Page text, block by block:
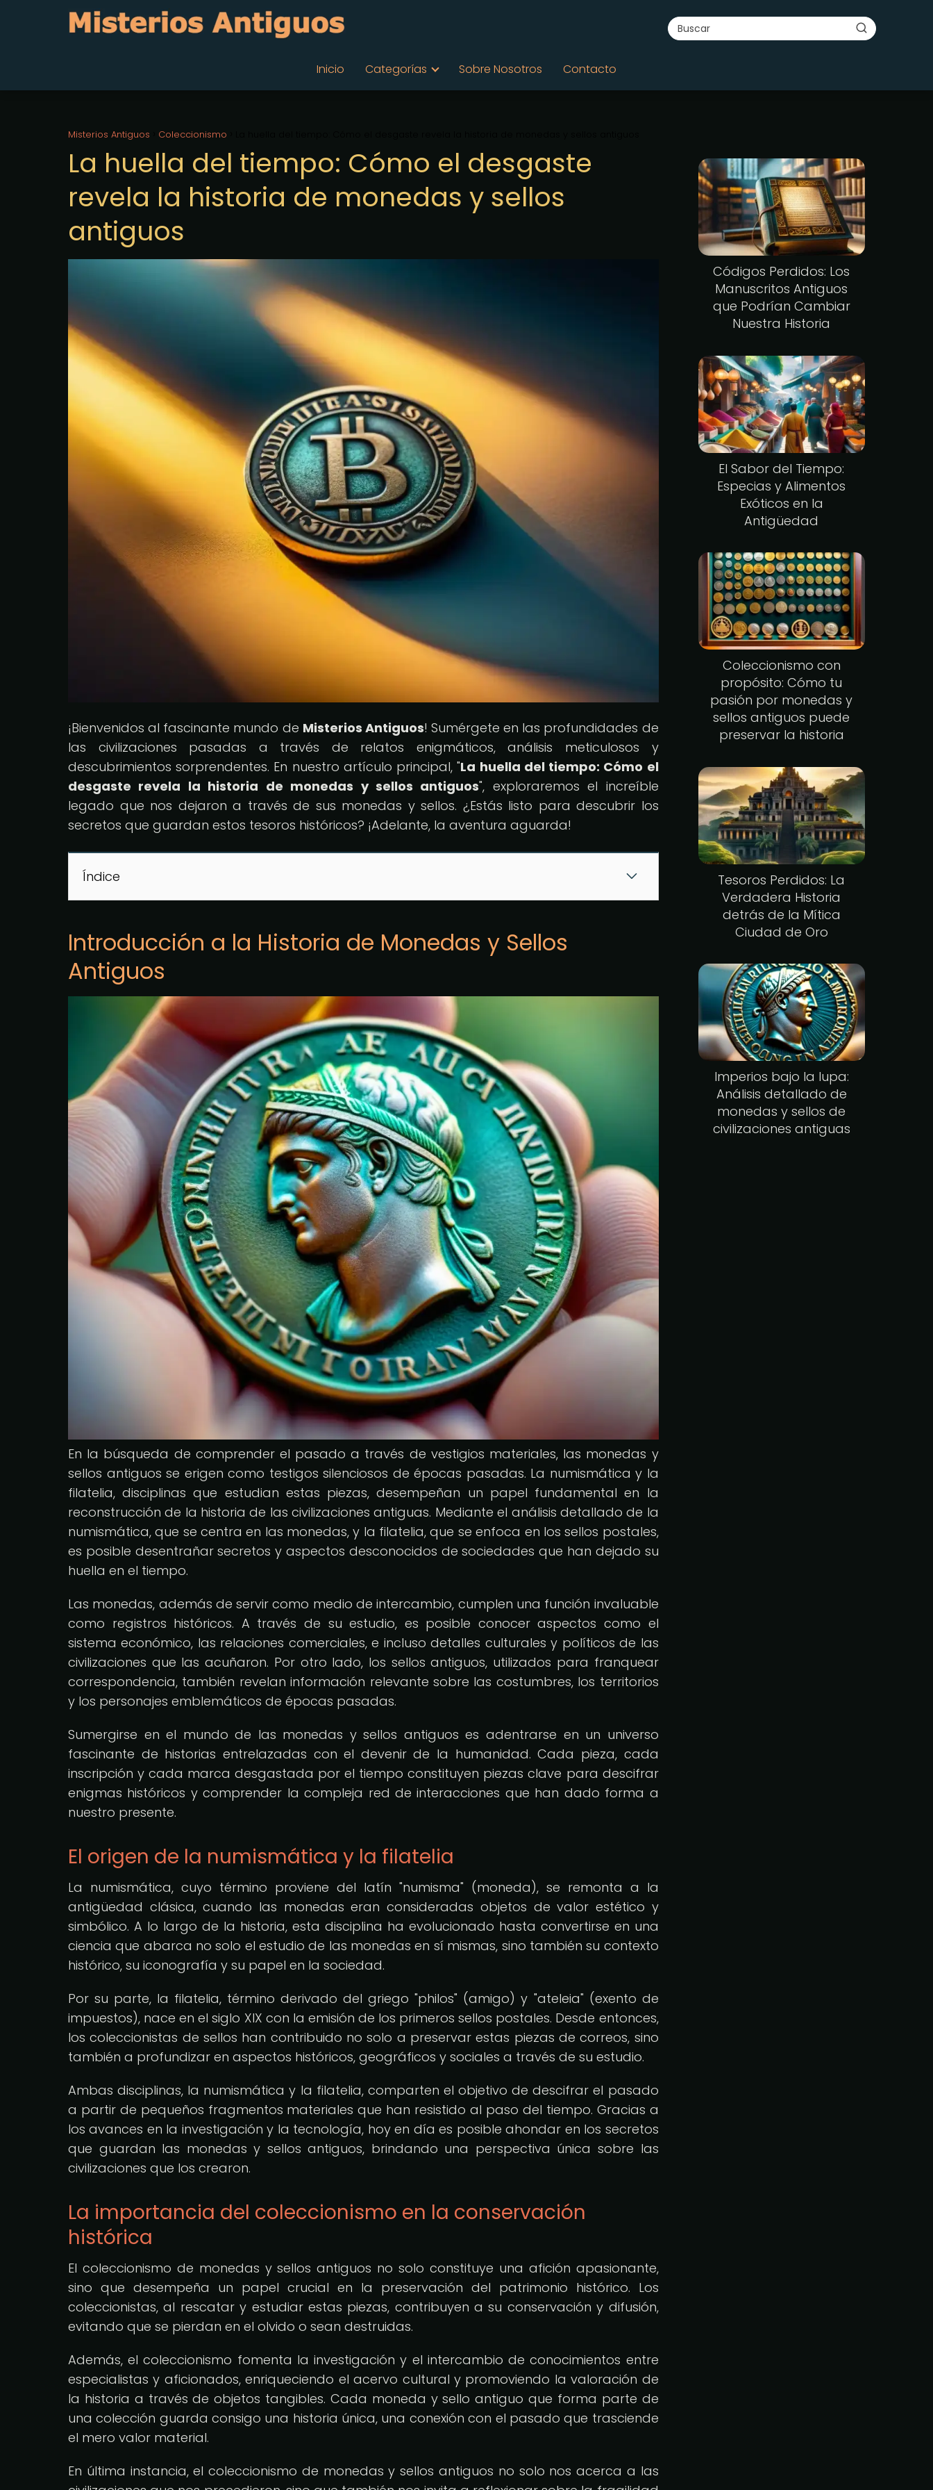
Inicio Categorías Sobre Nosotros Contacto
Misterios Antiguos Coleccionismo
La huella del tiempo: Cómo el desgaste
revela la historia de monedas y sellos
antiguos
¡Bienvenidos al fascinante mundo de Misterios Antiguos! Sumérgete en las profundidades de
las civilizaciones pasadas a través de relatos enigmáticos, análisis meticulosos y
descubrimientos sorprendentes. En nuestro artículo principal, "La huella del tiempo: Cómo el
desgaste revela la historia de monedas y sellos antiguos", exploraremos el increíble
legado que nos dejaron a través de sus monedas y sellos. ¿Estás listo para descubrir los
secretos que guardan estos tesoros históricos? ¡Adelante, la aventura aguarda!
Índice
Introducción a la Historia de Monedas y Sellos
Antiguos
En la búsqueda de comprender el pasado a través de vestigios materiales, las monedas y
sellos antiguos se erigen como testigos silenciosos de épocas pasadas. La numismática y la
filatelia, disciplinas que estudian estas piezas, desempeñan un papel fundamental en la
reconstrucción de la historia de las civilizaciones antiguas. Mediante el análisis detallado de la
numismática, que se centra en las monedas, y la filatelia, que se enfoca en los sellos postales,
es posible desentrañar secretos y aspectos desconocidos de sociedades que han dejado su
huella en el tiempo.
Las monedas, además de servir como medio de intercambio, cumplen una función invaluable
como registros históricos. A través de su estudio, es posible conocer aspectos como el
sistema económico, las relaciones comerciales, e incluso detalles culturales y políticos de las
civilizaciones que las acuñaron. Por otro lado, los sellos antiguos, utilizados para franquear
correspondencia, también revelan información relevante sobre las costumbres, los territorios
y los personajes emblemáticos de épocas pasadas.
Sumergirse en el mundo de las monedas y sellos antiguos es adentrarse en un universo
fascinante de historias entrelazadas con el devenir de la humanidad. Cada pieza, cada
inscripción y cada marca desgastada por el tiempo constituyen piezas clave para descifrar
enigmas históricos y comprender la compleja red de interacciones que han dado forma a
nuestro presente.
El origen de la numismática y la filatelia
La numismática, cuyo término proviene del latín "numisma" (moneda), se remonta a la
antigüedad clásica, cuando las monedas eran consideradas objetos de valor estético y
simbólico. A lo largo de la historia, esta disciplina ha evolucionado hasta convertirse en una
ciencia que abarca no solo el estudio de las monedas en sí mismas, sino también su contexto
histórico, su iconografía y su papel en la sociedad.
Por su parte, la filatelia, término derivado del griego "philos" (amigo) y "ateleia" (exento de
impuestos), nace en el siglo XIX con la emisión de los primeros sellos postales. Desde entonces,
los coleccionistas de sellos han contribuido no solo a preservar estas piezas de correos, sino
también a profundizar en aspectos históricos, geográficos y sociales a través de su estudio.
Ambas disciplinas, la numismática y la filatelia, comparten el objetivo de descifrar el pasado
a partir de pequeños fragmentos materiales que han resistido al paso del tiempo. Gracias a
los avances en la investigación y la tecnología, hoy en día es posible ahondar en los secretos
que guardan las monedas y sellos antiguos, brindando una perspectiva única sobre las
civilizaciones que los crearon.
La importancia del coleccionismo en la conservación
histórica
El coleccionismo de monedas y sellos antiguos no solo constituye una afición apasionante,
sino que desempeña un papel crucial en la preservación del patrimonio histórico. Los
coleccionistas, al rescatar y estudiar estas piezas, contribuyen a su conservación y difusión,
evitando que se pierdan en el olvido o sean destruidas.
Además, el coleccionismo fomenta la investigación y el intercambio de conocimientos entre
especialistas y aficionados, enriqueciendo el acervo cultural y promoviendo la valoración de
la historia a través de objetos tangibles. Cada moneda y sello antiguo que forma parte de
una colección guarda consigo una historia única, una conexión con el pasado que trasciende
el mero valor material.
En última instancia, el coleccionismo de monedas y sellos antiguos no solo nos acerca a las
Códigos Perdidos: Los
Manuscritos Antiguos
que Podrían Cambiar
Nuestra Historia
El Sabor del Tiempo:
Especias y Alimentos
Exóticos en la
Antigüedad
Coleccionismo con
propósito: Cómo tu
pasión por monedas y
sellos antiguos puede
preservar la historia
Tesoros Perdidos: La
Verdadera Historia
detrás de la Mítica
Ciudad de Oro
Imperios bajo la lupa:
Análisis detallado de
monedas y sellos de
civilizaciones antiguas